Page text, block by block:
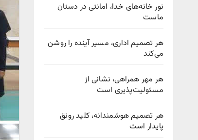
نور خانه‌های خدا، امانتی در دستان
ماست
هر تصمیم اداری، مسیر آینده را روشن
می‌کند
هر مهر همراهی، نشانی از
مسئولیت‌پذیری است
هر تصمیم هوشمندانه، کلید رونق
پایدار است